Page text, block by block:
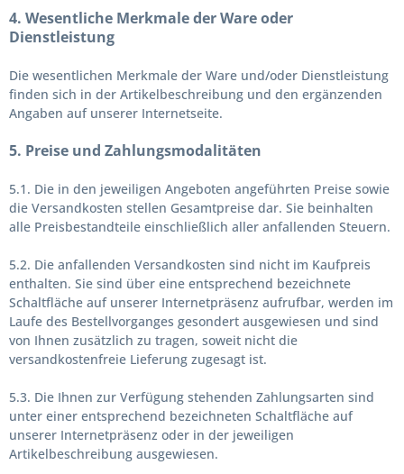
4. Wesentliche Merkmale der Ware oder
Dienstleistung
Die wesentlichen Merkmale der Ware und/oder Dienstleistung
finden sich in der Artikelbeschreibung und den ergänzenden
Angaben auf unserer Internetseite.
5. Preise und Zahlungsmodalitäten
5.1. Die in den jeweiligen Angeboten angeführten Preise sowie
die Versandkosten stellen Gesamtpreise dar. Sie beinhalten
alle Preisbestandteile einschließlich aller anfallenden Steuern.
5.2. Die anfallenden Versandkosten sind nicht im Kaufpreis
enthalten. Sie sind über eine entsprechend bezeichnete
Schaltfläche auf unserer Internetpräsenz aufrufbar, werden im
Laufe des Bestellvorganges gesondert ausgewiesen und sind
von Ihnen zusätzlich zu tragen, soweit nicht die
versandkostenfreie Lieferung zugesagt ist.
5.3. Die Ihnen zur Verfügung stehenden Zahlungsarten sind
unter einer entsprechend bezeichneten Schaltfläche auf
unserer Internetpräsenz oder in der jeweiligen
Artikelbeschreibung ausgewiesen.